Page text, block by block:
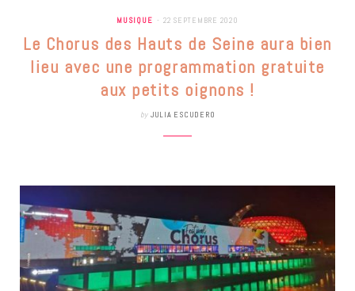
MUSIQUE 22 SEPTEMBRE 2020
Le Chorus des Hauts de Seine aura bien
lieu avec une programmation gratuite
aux petits oignons !
by JULIA ESCUDERO